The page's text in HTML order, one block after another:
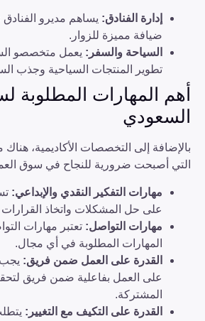
إدارة الفنادق: يساهم مديرو
ضيافة مميزة للزوار.
السياحة والسفر : يعمل متخصصو
تطوير المنتجات السياحية وجذب
أهم المهارات المطلوبة
السعودي
بالإضافة إلى التخصصات الأكاديمية،
التي أصبحت ضرورية للنجاح في سوق
مهارات التفكير النقدي والإبداعي:
على حل المشكلات واتخاذ القرارات
مهارات التواصل: تعتبر مهارات
المهارات المطلوبة في أي مجال.
القدرة على العمل ضمن فريق: يجب
على العمل بفاعلية ضمن فريق
المشتركة.
القدرة على التكيف مع التغيير :